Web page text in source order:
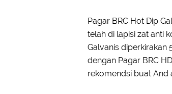
Pagar BRC Hot Dip
telah di lapisi zat anti
Galvanis diperkirakan
dengan Pagar BRC
rekomendsi buat And